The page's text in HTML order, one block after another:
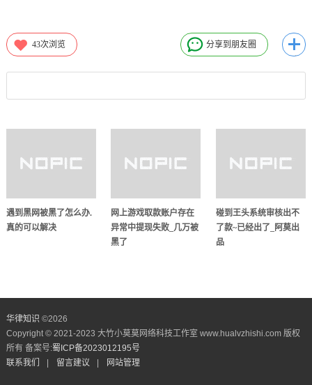
43次浏览 分享到朋友圈
遇到黑网被黑了怎么办.
真的可以解决
网上游戏取款账户存在
异常中提现失败_几万被
黑了
碰到王头系统审核出不
了款~已经出了_阿莫出
品
华律知识 ©2026
Copyright © 2021-2023 大竹小莫莫网络科技工作室 www.hualvzhishi.com 版权
所有 备案号:蜀ICP备2023012195号
联系我们
留言建议 网站管理